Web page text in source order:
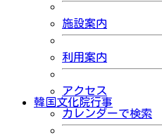
施設案内
利用案内
アクセス
韓国文化院行事
カレンダーで検索